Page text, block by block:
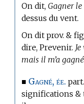
On dit,Gagner le
dessus du vent.
On dit prov. &
dire, Prevenir.
mais il m’a
■ Gagné, ée.
significations &